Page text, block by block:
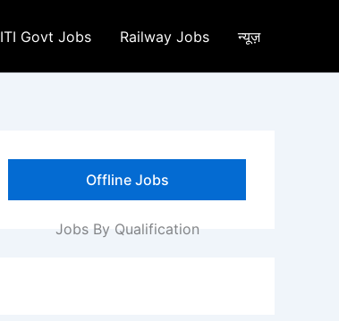
ITI Govt Jobs Railway Jobs न्यूज़
Offline Jobs
Jobs By Qualification